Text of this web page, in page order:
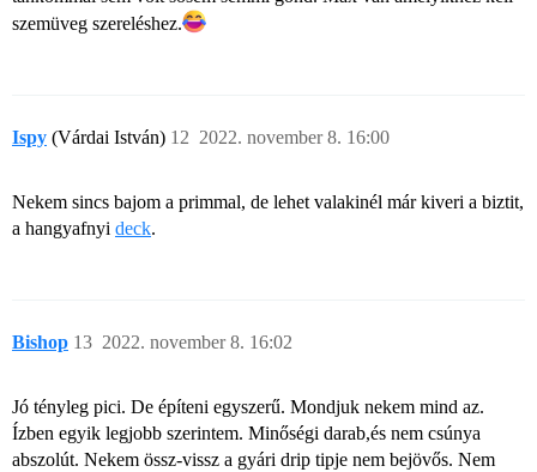
szemüveg szereléshez.
Ispy (Várdai István) 2022. november 8. 16:00
12
Nekem sincs bajom a primmal, de lehet valakinél már kiveri a biztit,
a hangyafnyi deck.
Bishop 2022. november 8. 16:02
13
Jó tényleg pici. De építeni egyszerű. Mondjuk nekem mind az.
Ízben egyik legjobb szerintem. Minőségi darab,és nem csúnya
abszolút. Nekem össz-vissz a gyári drip tipje nem bejövős. Nem